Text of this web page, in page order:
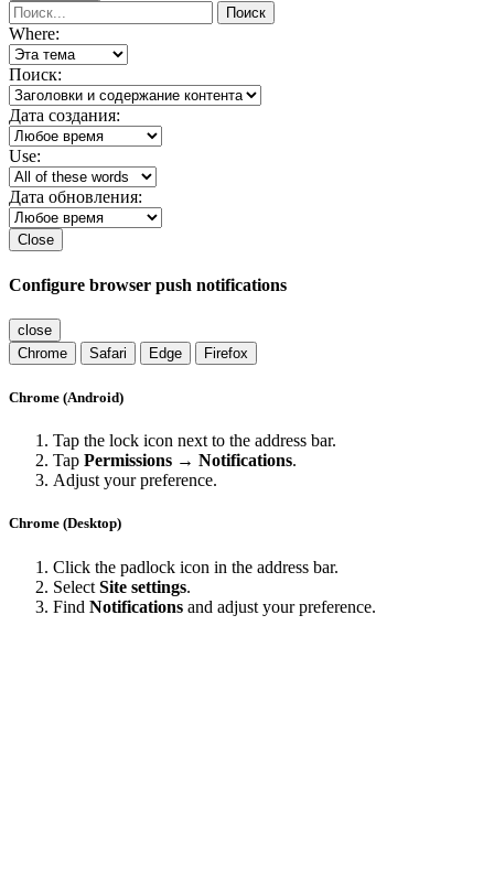
Поиск
Where:
Поиск:
Дата создания:
Use:
Дата обновления:
Close
Configure browser push notifications
close
Chrome
Safari Edge Firefox
Chrome (Android)
Tap the lock icon next to the address bar.
Tap Permissions → Notifications.
Adjust your preference.
Chrome (Desktop)
Click the padlock icon in the address bar.
Select Site settings.
Find Notifications and adjust your preference.